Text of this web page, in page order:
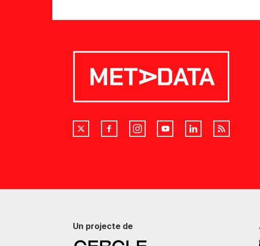
Un projecte de